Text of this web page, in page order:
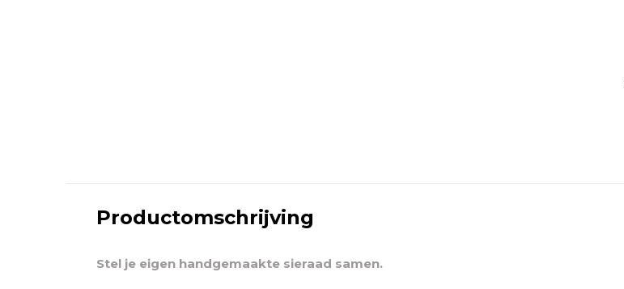
Productomschrijving
Stel je eigen handgemaakte sieraad samen.